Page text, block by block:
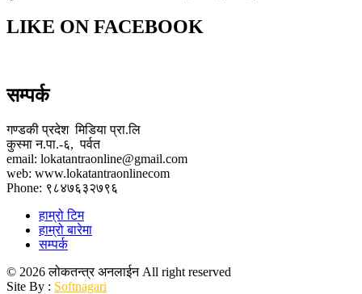
LIKE ON FACEBOOK
सम्पर्क
गण्डकी प्रदेश मिडिया प्रा.लि
कुस्मा न.पा.-६, पर्वत
email: lokatantraonline@gmail.com
web: www.lokatantraonlinecom
Phone: ९८४७६३२७९६
हाम्रो टिम
हाम्रो बारेमा
सम्पर्क
© 2026 लोकतन्त्र अनलाईन All right reserved
Site By : Softnagari